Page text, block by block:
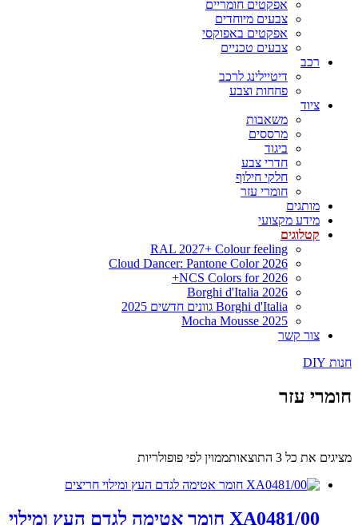
אפקטים חומריים
צבעים מיוחדים
אפקטים באפוקסי
צבעים טכניים
רכב
דיטיילינג לרכב
פחחות וצבע
ציוד
משאבות
מרססים
ביגוד
חדרי צבע
חלקי חילוף
חומרי עזר
מותגים
מידע מקצועי
קטלוגים
RAL 2027+ Colour feeling
Cloud Dancer: Pantone Color 2026
NCS Colors for 2026+
Borghi d'Italia 2026
Borghi d'Italia גוונים חדשים 2025
Mocha Mousse 2025
צור קשר
חנות DIY
חומרי עזר
מציגים את כל ⁦3⁩ התוצאות ממוין לפי פופולריות
XA0481/00 חומר אטימה לגדם העץ ומילוי